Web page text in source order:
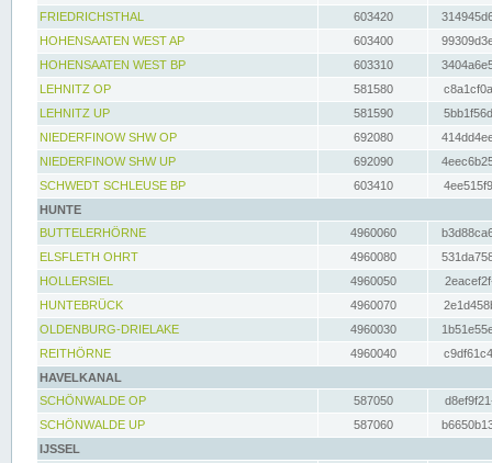
FRIEDRICHSTHAL
603420
HOHENSAATEN WEST AP
603400
HOHENSAATEN WEST BP
603310
LEHNITZ OP
581580
LEHNITZ UP
581590
NIEDERFINOW SHW OP
692080
NIEDERFINOW SHW UP
692090
SCHWEDT SCHLEUSE BP
603410
HUNTE
BUTTELERHÖRNE
4960060
ELSFLETH OHRT
4960080
HOLLERSIEL
4960050
HUNTEBRÜCK
4960070
OLDENBURG-DRIELAKE
4960030
REITHÖRNE
4960040
HAVELKANAL
SCHÖNWALDE OP
587050
SCHÖNWALDE UP
587060
IJSSEL